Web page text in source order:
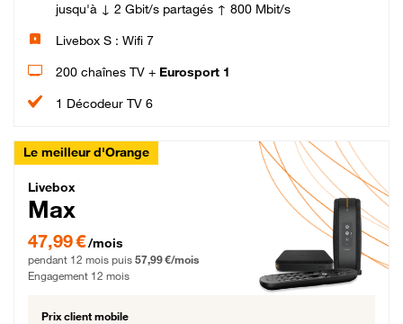
jusqu'à ↓ 2 Gbit/s partagés ↑ 800 Mbit/s
Livebox S : Wifi 7
200 chaînes TV + Eurosport 1
1 Décodeur TV 6
Le meilleur d'Orange
Livebox Max Fibre
Livebox
Max
47,99 € par mois pendant 12 mois puis 57,99 € par mois, Engagement 12 mois
47,99 €/mois
pendant 12 mois puis 57,99 €/mois
Engagement 12 mois
Prix client mobile